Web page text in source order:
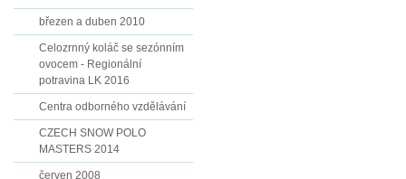
březen a duben 2010
Celozrnný koláč se sezónním
ovocem - Regionální
potravina LK 2016
Centra odborného vzdělávání
CZECH SNOW POLO
MASTERS 2014
červen 2008